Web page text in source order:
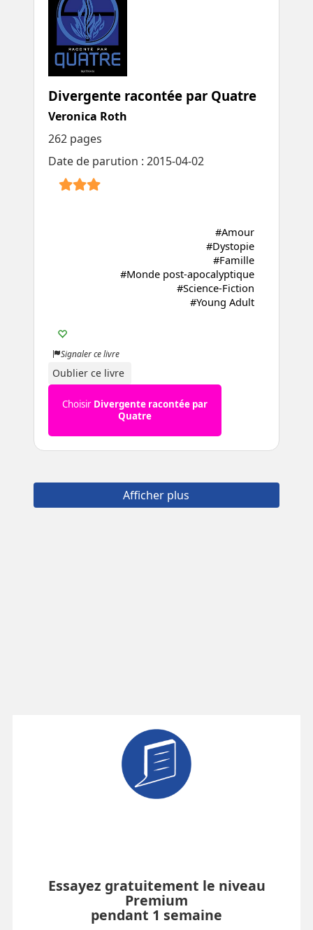
Divergente racontée par Quatre
Veronica Roth
262 pages
Date de parution : 2015-04-02
#Amour
#Dystopie
#Famille
#Monde post-apocalyptique
#Science-Fiction
#Young Adult
Signaler ce livre
Oublier ce livre
Choisir Divergente racontée par
Quatre
Afficher plus
Essayez gratuitement le niveau
Premium
pendant 1 semaine